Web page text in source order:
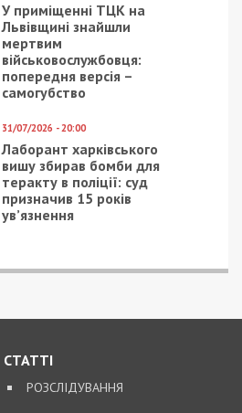
У приміщенні ТЦК на
Львівщині знайшли
мертвим
військовослужбовця:
попередня версія –
самогубство
31/07/2026 - 20:00
Лаборант харківського
вишу збирав бомби для
теракту в поліції: суд
призначив 15 років
ув’язнення
СТАТТІ
РОЗСЛІДУВАННЯ